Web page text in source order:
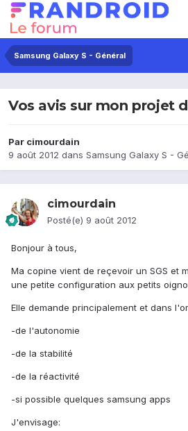
Samsung Galaxy S - Général
Vos avis sur mon projet
Par cimourdain
9 août 2012 dans Samsung Galaxy S -
cimourdain
Posté(e) 9 août 2012
Bonjour à tous,
Ma copine vient de reçevoir un SGS et
une petite configuration aux petits
Elle demande principalement et dans
-de l'autonomie
-de la stabilité
-de la réactivité
-si possible quelques samsung apps
J'envisage: